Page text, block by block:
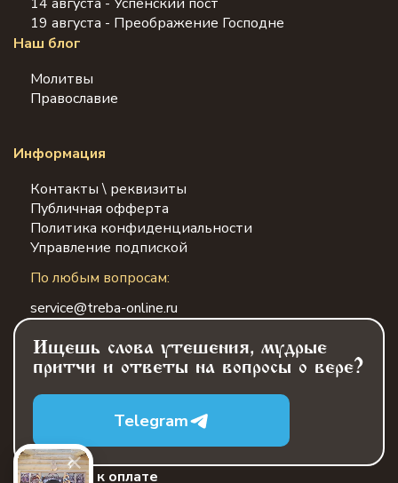
19 августа - Преображение Господне
Наш блог
Молитвы
Православие
Информация
Контакты \ реквизиты
Публичная офферта
Политика конфиденциальности
Управление подпиской
По любым вопросам:
service@treba-online.ru
Ищешь слова утешения, мудрые
притчи и ответы на вопросы о вере?
Telegram
Принимаем к оплате